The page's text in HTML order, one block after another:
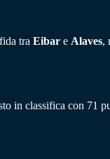
tra Eibar e Alaves,
in classifica con 71